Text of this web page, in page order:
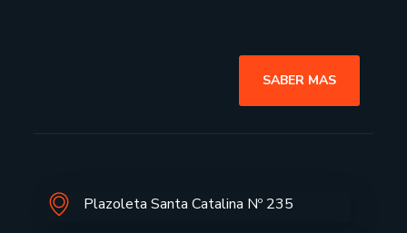
SABER MAS
Plazoleta Santa Catalina Nº 235